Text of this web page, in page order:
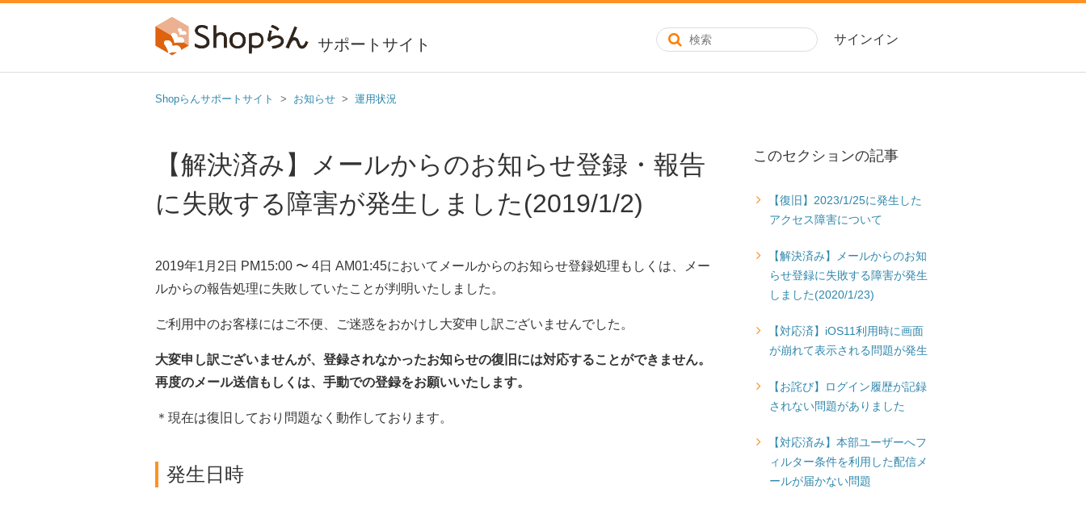
サポートサイト サインイン
Shopらんサポートサイト お知らせ 運用状況
【解決済み】メールからのお知らせ登録・報告
に失敗する障害が発生しました(2019/1/2)
2019年1月2日 PM15:00 〜 4日 AM01:45においてメールからのお知らせ登録処理もしくは、メー
ルからの報告処理に失敗していたことが判明いたしました。
ご利用中のお客様にはご不便、ご迷惑をおかけし大変申し訳ございませんでした。
大変申し訳ございませんが、登録されなかったお知らせの復旧には対応することができません。
再度のメール送信もしくは、手動での登録をお願いいたします。
＊現在は復旧しており問題なく動作しております。
発生日時
このセクションの記事
【復旧】2023/1/25に発生した
アクセス障害について
【解決済み】メールからのお知
らせ登録に失敗する障害が発生
しました(2020/1/23)
【対応済】iOS11利用時に画面
が崩れて表示される問題が発生
【お詫び】ログイン履歴が記録
されない問題がありました
【対応済み】本部ユーザーへフ
ィルター条件を利用した配信メ
ールが届かない問題